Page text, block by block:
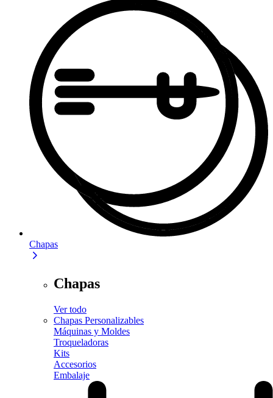
Chapas
Chapas
Ver todo
Chapas Personalizables
Máquinas y Moldes
Troqueladoras
Kits
Accesorios
Embalaje